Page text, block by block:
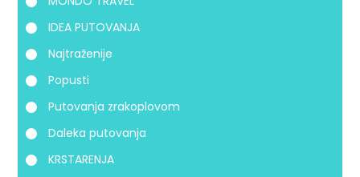
IDEA PUTOVANJA
Najtraženije
Popusti
Putovanja zrakoplovom
Daleka putovanja
KRSTARENJA